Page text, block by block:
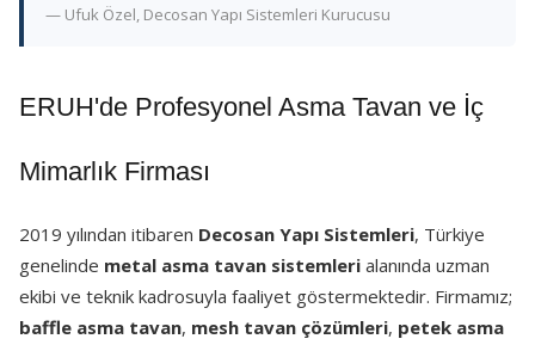
— Ufuk Özel, Decosan Yapı Sistemleri Kurucusu
ERUH'de Profesyonel Asma Tavan ve İç
Mimarlık Firması
2019 yılından itibaren Decosan Yapı Sistemleri, Türkiye
genelinde metal asma tavan sistemleri alanında uzman
ekibi ve teknik kadrosuyla faaliyet göstermektedir. Firmamız;
baffle asma tavan, mesh tavan çözümleri, petek asma